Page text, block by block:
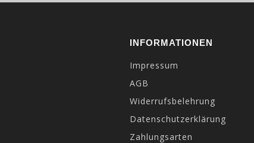
INFORMATIONEN
Impressum
AGB
Widerrufsbelehrung
Datenschutzerklärung
Zahlungsarten